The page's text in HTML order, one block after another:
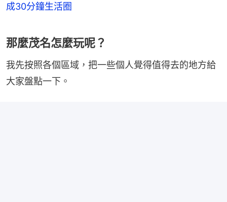
成30分鐘生活圈
那麼茂名怎麼玩呢？
我先按照各個區域，把一些個人覺得值得去的地方給
大家盤點一下。